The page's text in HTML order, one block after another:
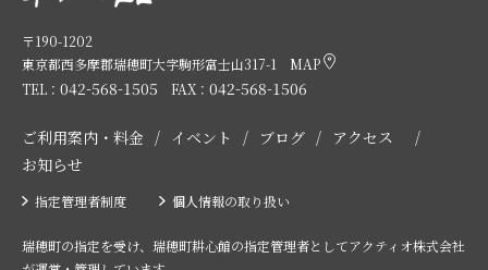
〒190-1202
東京都西多摩郡瑞穂町大字駒形富士山317-1 MAP
TEL： 042-568-1505 FAX： 042-568-1506
ご利用案内・料金 イベント ブログ
アクセス
お知らせ
指定管理者制度 個人情報の取り扱い
瑞穂町の指定を受け、瑞穂町耕心館の指定管理者としてアクティオ株式会社